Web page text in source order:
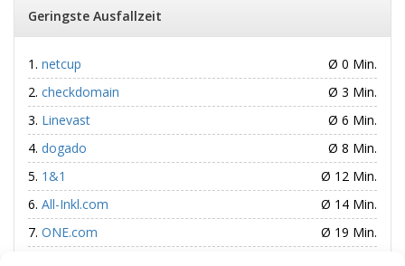
Geringste Ausfallzeit
netcup
Ø 0 Min.
checkdomain
Ø 3 Min.
Linevast
Ø 6 Min.
dogado
Ø 8 Min.
1&1
Ø 12 Min.
All-Inkl.com
Ø 14 Min.
ONE.com
Ø 19 Min.